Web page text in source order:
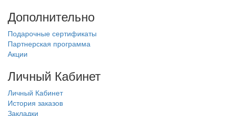
Дополнительно
Подарочные сертификаты
Партнерская программа
Акции
Личный Кабинет
Личный Кабинет
История заказов
Закладки